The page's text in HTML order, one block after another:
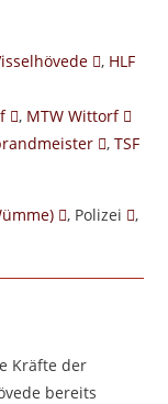
, HLF
, MTW Wittorf
,TSF
, Polizei
,
Kräfte der
bereits